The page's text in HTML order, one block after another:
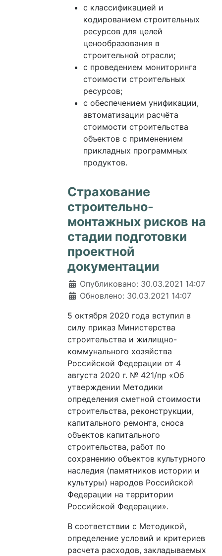
с классификацией и
кодированием строительных
ресурсов для целей
ценообразования в
строительной отрасли;
с проведением мониторинга
стоимости строительных
ресурсов;
с обеспечением унификации,
автоматизации расчёта
стоимости строительства
объектов с применением
прикладных программных
продуктов.
Cтрахование
строительно-
монтажных рисков на
стадии подготовки
проектной
документации
Информация о материале
Опубликовано: 30.03.2021 14:07
Обновлено: 30.03.2021 14:07
5 октября 2020 года вступил в
силу приказ Министерства
строительства и жилищно-
коммунального хозяйства
Российской Федерации от 4
августа 2020 г. № 421/пр «Об
утверждении Методики
определения сметной стоимости
строительства, реконструкции,
капитального ремонта, сноса
объектов капитального
строительства, работ по
сохранению объектов культурного
наследия (памятников истории и
культуры) народов Российской
Федерации на территории
Российской Федерации».
В соответствии с Методикой,
определение условий и критериев
расчета расходов, закладываемых